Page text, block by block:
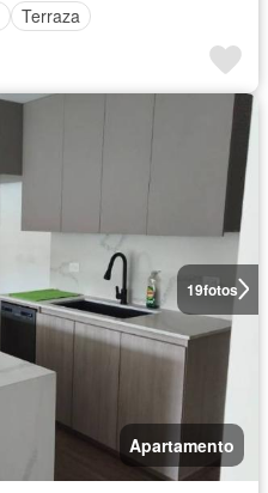
Terraza
19fotos
Apartamento